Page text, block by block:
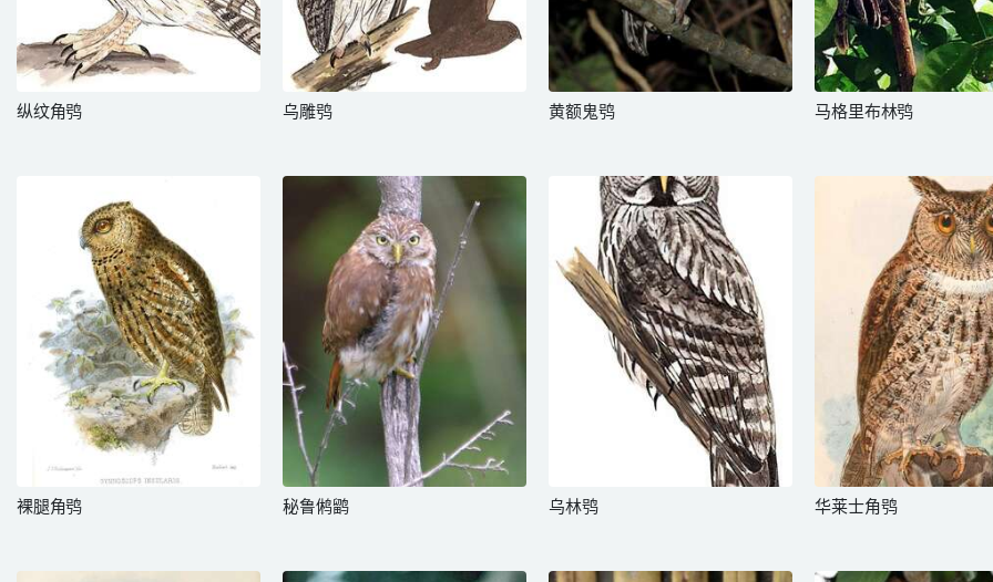
纵纹角鸮 乌雕鸮 黄额鬼鸮 马格里布林鸮
裸腿角鸮 秘鲁鸺鹠 乌林鸮 华莱士角鸮